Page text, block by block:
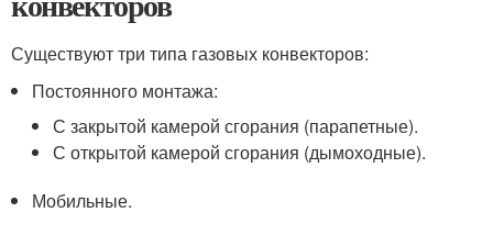
Существуют три типа газовых конвекторов:
Постоянного монтажа:
С закрытой камерой сгорания (парапетные).
С открытой камерой сгорания (дымоходные).
Мобильные.